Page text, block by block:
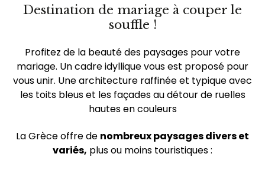
Destination de mariage à couper le
souffle !
Profitez de la beauté des paysages pour votre
mariage. Un cadre idyllique vous est proposé pour
vous unir. Une architecture raffinée et typique avec
les toits bleus et les façades au détour de ruelles
hautes en couleurs
La Grèce offre de nombreux paysages divers et
variés, plus ou moins touristiques :